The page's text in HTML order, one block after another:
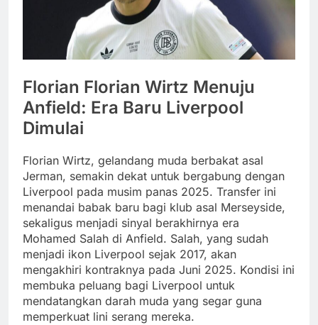
Florian Florian Wirtz Menuju
Anfield: Era Baru Liverpool
Dimulai
Florian Wirtz, gelandang muda berbakat asal
Jerman, semakin dekat untuk bergabung dengan
Liverpool pada musim panas 2025. Transfer ini
menandai babak baru bagi klub asal Merseyside,
sekaligus menjadi sinyal berakhirnya era
Mohamed Salah di Anfield. Salah, yang sudah
menjadi ikon Liverpool sejak 2017, akan
mengakhiri kontraknya pada Juni 2025. Kondisi ini
membuka peluang bagi Liverpool untuk
mendatangkan darah muda yang segar guna
memperkuat lini serang mereka.